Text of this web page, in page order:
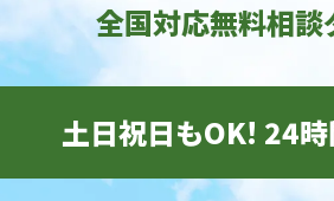
全国対応無料相談
土日祝日もOK! 24